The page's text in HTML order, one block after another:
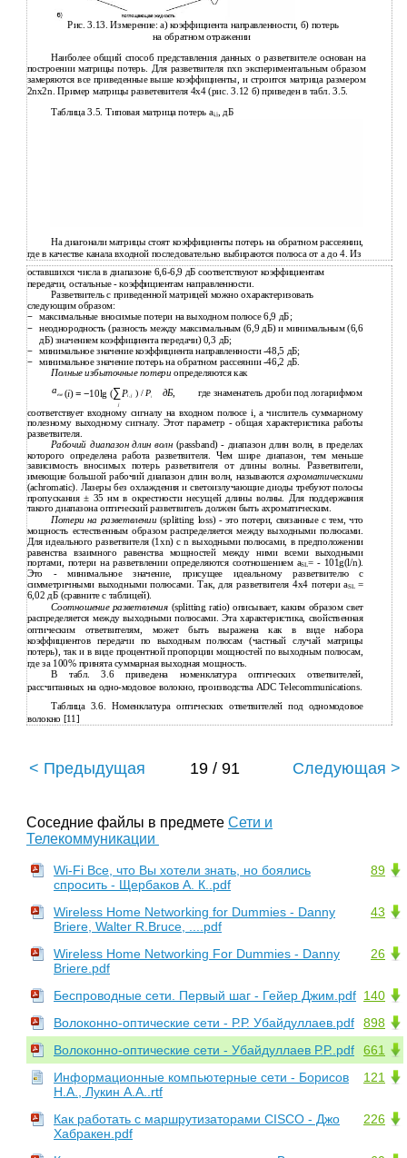
Рис. 3.13. Измерение: а) коэффициента направленности, б) потерь
на обратном отражении
Наиболее общий способ представления данных о разветвителе основан на
построении матрицы потерь. Для разветвителя nхn экспериментальным образом
замеряются все приведенные выше коэффициенты, и строится матрица размером
2nх2n. Пример матрицы разветевителя 4х4 (рис. 3.12 б) приведен в табл. 3.5.
Таблица 3.5. Типовая матрица потерь аi,j, дБ
На диагонали матрицы стоят коэффициенты потерь на обратном рассеянии,
где в качестве канала входной последовательно выбираются полюса от а до 4. Из
оставшихся числа в диапазоне 6,6-6,9 дБ соответствуют коэффициентам
передачи, остальные - коэффициентам направленности.
Разветвитель с приведенной матрицей можно охарактеризовать
следующим образом:
− максимальные вносимые потери на выходном полюсе 6,9 дБ;
−
неоднородность (разность между максимальным (6,9 дБ) и минимальным (6,6
дБ) значением коэффициента передачи) 0,3 дБ;
− минимальное значение коэффициента направленности-48,5 дБ;
− минимальное значение потерь на обратном рассеянии-46,2 дБ.
Полные избыточные потериопределяются как
aexe ) /Pi дБ, где знаменатель дроби под логарифмом
(i)= −10lg (∑Pi,j
j
соответствует входному сигналу на входном полюсе i, a числитель суммарному
полезному выходному сигналу. Этот параметр - общая характеристика работы
разветвителя.
Рабочий диапазон длин волн (passband) - диапазон длин волн, в пределах
которого определена работа разветвителя. Чем шире диапазон, тем меньше
зависимость вносимых потерь разветвителя от длины волны. Разветвители,
имеющие большой рабочий диапазон длин волн, называютсяахроматическими
(achromatic). Лазеры без охлаждения и светоизлучающие диоды требуют полосы
пропускания ± 35 нм в окрестности несущей длины волны. Для поддержания
такого диапазона оптический разветвитель должен быть ахроматическим.
Потери на разветвлении (splitting loss) - это потери, связанные с тем, что
мощность естественным образом распределяется между выходными полюсами.
Для идеального разветвителя (1хn) с n выходными полюсами, в предположении
равенства взаимного равенства мощностей между ними всеми выходными
портами, потери на разветвлении определяются соотношением аSL= - 101g(l/n).
Это - минимальное значение, присущее идеальному разветвителю с
симметричными выходными полюсами. Так, для разветвителя 4х4 потери аSL =
6,02 дБ (сравните с таблицей).
Соотношение разветвления (splitting ratio) описывает, каким образом свет
распределяется между выходными полюсами. Эта характеристика, свойственная
оптическим ответвителям, может быть выражена как в виде набора
коэффициентов передачи по выходным полюсам (частный случай матрицы
потерь), так и в виде процентной пропорции мощностей по выходным полюсам,
где за 100% принята суммарная выходная мощность.
В табл. 3.6 приведена номенклатура оптических ответвителей,
рассчитанных на одно-модовое волокно, производства ADC Telecommunications.
Таблица 3.6. Номенклатура оптических ответвителей под одномодовое
волокно [11]
< Предыдущая 19 / 91 Следующая >
Соседние файлы в предмете Сети и
Телекоммуникации
89
Wi-Fi Все, что Вы хотели знать, но боялись
спросить - Щербаков А. К..pdf
43
Wireless Home Networking for Dummies - Danny
Briere, Walter R.Bruce, ....pdf
26
Wireless Home Networking For Dummies - Danny
Briere.pdf
140
Беспроводные сети. Первый шаг - Гейер Джим.pdf
898
Волоконно-оптические сети - Р.Р. Убайдуллаев.pdf
661
Волоконно-оптические сети - Убайдуллаев Р.Р..pdf
121
Информационные компьютерные сети - Борисов
Н.А., Лукин А.А..rtf
226
Как работать с маршрутизаторами CISCO - Джо
Хабракен.pdf